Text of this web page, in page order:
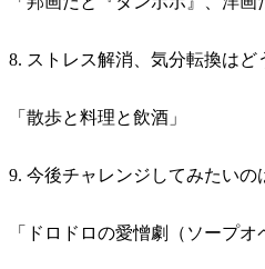
8. ストレス解消、気分転換はど
「散歩と料理と飲酒」
9. 今後チャレンジしてみたいの
「ドロドロの愛憎劇（ソープオ